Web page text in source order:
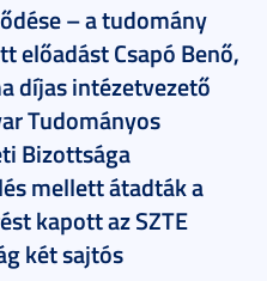
– a tudomány
előadást Csapó Benő,
díjas intézetvezető
Tudományos
Bizottsága
mellett átadták a
kapott az SZTE
két sajtós